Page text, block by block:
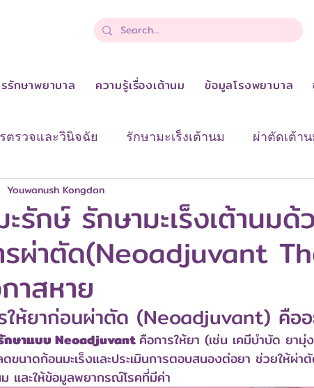
รักษาพยาบาล ความรู้เรื่องเต้านม ข้อมูลโรงพยาบาล
ตรวจและวินิจฉัย รักษามะเร็งเต้านม ผ่าตัดเต้า
ญญาณผิดปกติของเต้านม
ว่างและหลังรักษา ความรู้เรื่องเต้านม
รักษ์ รักษามะเร็งเต้านมด้
รผ่าตัด(Neoadjuvant
าสหาย
Youwanush Kongdan
ให้ยาก่อนผ่าตัด (Neoadjuvant) คืออ
กษาแบบ Neoadjuvant คือการให้ยา (เช่น เคมีบำบัด ยา
ดขนาดก้อนมะเร็งและประเมินการตอบสนองต่อยา ช่วยให้ผ่
ม และให้ข้อมูลพยากรณ์โรคที่มีค่า